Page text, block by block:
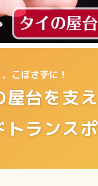
こぼさずに！
台を支
ランスポ